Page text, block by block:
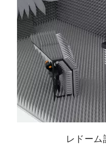
レドーム